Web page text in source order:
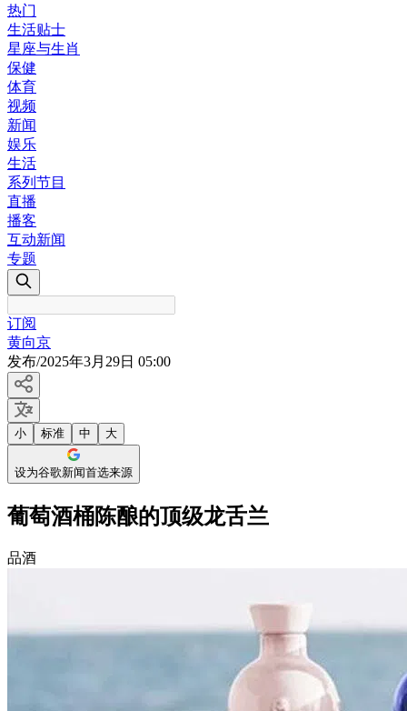
热门
生活贴士
星座与生肖
保健
体育
视频
新闻
娱乐
生活
系列节目
直播
播客
互动新闻
专题
订阅
黄向京
发布/2025年3月29日 05:00
小 标准 中 大
设为谷歌新闻首选来源
葡萄酒桶陈酿的顶级龙舌兰
品酒